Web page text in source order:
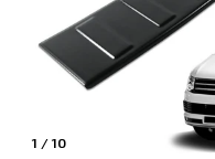
1 /10